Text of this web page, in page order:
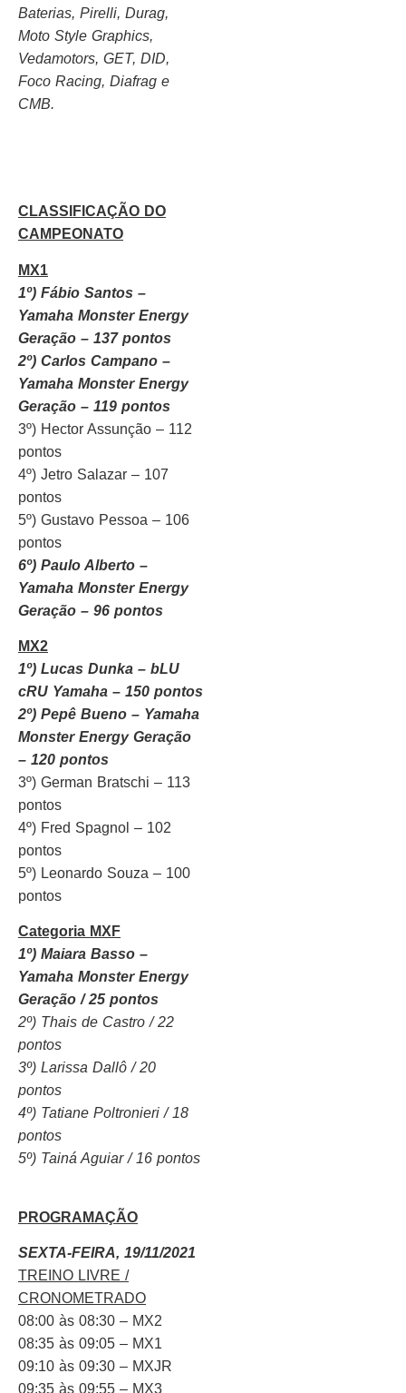
Baterias, Pirelli, Durag,
Moto Style Graphics,
Vedamotors, GET, DID,
Foco Racing, Diafrag e
CMB.
CLASSIFICAÇÃO DO
CAMPEONATO
MX1
1º) Fábio Santos –
Yamaha Monster Energy
Geração – 137 pontos
2º) Carlos Campano –
Yamaha Monster Energy
Geração – 119 pontos
3º) Hector Assunção – 112
pontos
4º) Jetro Salazar – 107
pontos
5º) Gustavo Pessoa – 106
pontos
6º) Paulo Alberto –
Yamaha Monster Energy
Geração – 96 pontos
MX2
1º) Lucas Dunka – bLU
cRU Yamaha – 150 pontos
2º) Pepê Bueno – Yamaha
Monster Energy Geração
– 120 pontos
3º) German Bratschi – 113
pontos
4º) Fred Spagnol – 102
pontos
5º) Leonardo Souza – 100
pontos
Categoria MXF
1º) Maiara Basso –
Yamaha Monster Energy
Geração / 25 pontos
2º) Thais de Castro / 22
pontos
3º) Larissa Dallô / 20
pontos
4º) Tatiane Poltronieri / 18
pontos
5º) Tainá Aguiar / 16 pontos
PROGRAMAÇÃO
SEXTA-FEIRA, 19/11/2021
TREINO LIVRE /
CRONOMETRADO
08:00 às 08:30 – MX2
08:35 às 09:05 – MX1
09:10 às 09:30 – MXJR
09:35 às 09:55 – MX3